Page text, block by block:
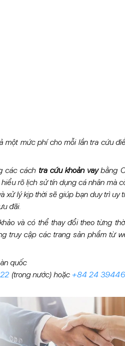
một mức phí cho mỗi lần tra cứu
các cách tra cứu khoản vaybằng
rõ lịch sử tín dụng cá nhân mà
xử lý kịp thời sẽ giúp bạn duy trì uy
đãi.
và có thể thay đổi theo từng
truy cập các trang sản phẩm từ
quốc
(trong nước) hoặc +84 24